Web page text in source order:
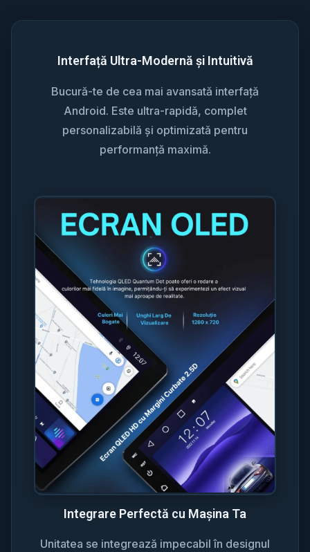
Interfață Ultra-Modernă și Intuitivă
Bucură-te de cea mai avansată interfață
Android. Este ultra-rapidă, complet
personalizabilă și optimizată pentru
performanță maximă.
Integrare Perfectă cu Mașina Ta
Unitatea se integrează impecabil în designul